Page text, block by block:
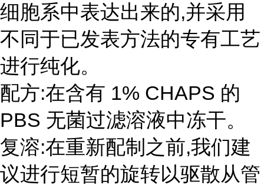
细胞系中表达出来的,并采用
不同于已发表方法的专有工艺
进行纯化。
配方:在含有 1% CHAPS 的
PBS 无菌过滤溶液中冻干。
复溶:在重新配制之前,我们建
议进行短暂的旋转以驱散从管